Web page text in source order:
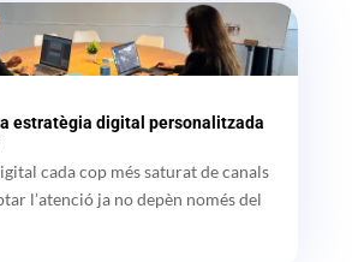
estratègia digital personalitzada
cada cop més saturat de canals
l’atenció ja no depèn només del